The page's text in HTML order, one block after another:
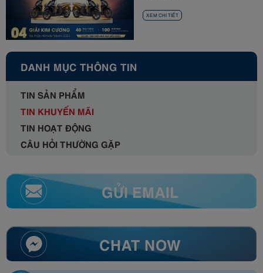
XEM CHI TIẾT
DANH MỤC THÔNG TIN
TIN SẢN PHẨM
TIN KHUYẾN MÃI
TIN HOẠT ĐỘNG
CÂU HỎI THƯỜNG GẶP
GỬI EMAIL
CHAT NOW